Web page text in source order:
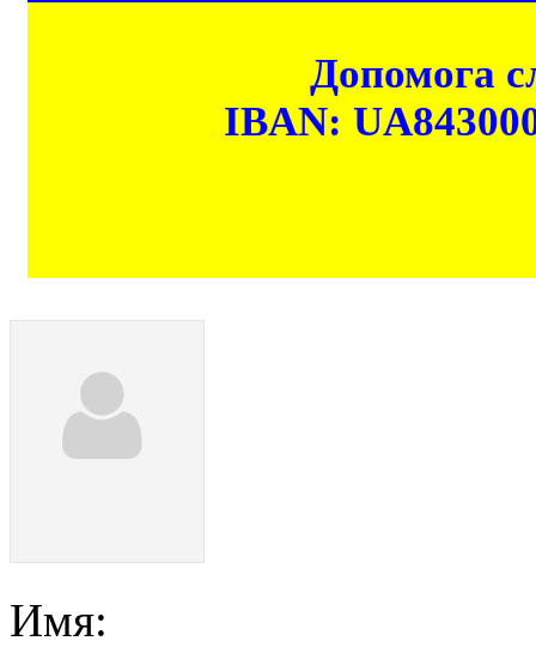
Допомога
IBAN:
Имя: